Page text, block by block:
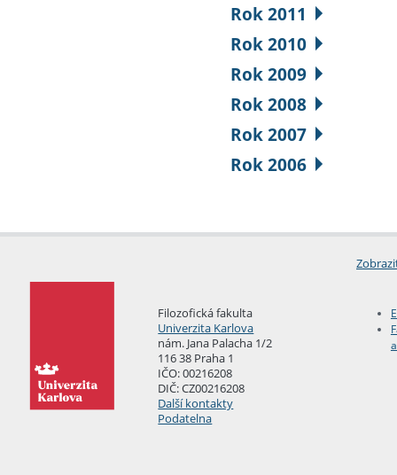
Rok 2011
Rok 2010
Rok 2009
Rok 2008
Rok 2007
Rok 2006
Filozofická fakulta
Univerzita Karlova
nám. Jana Palacha 1/2
116 38 Praha 1
IČO: 00216208
DIČ: CZ00216208
Další kontakty
Podatelna